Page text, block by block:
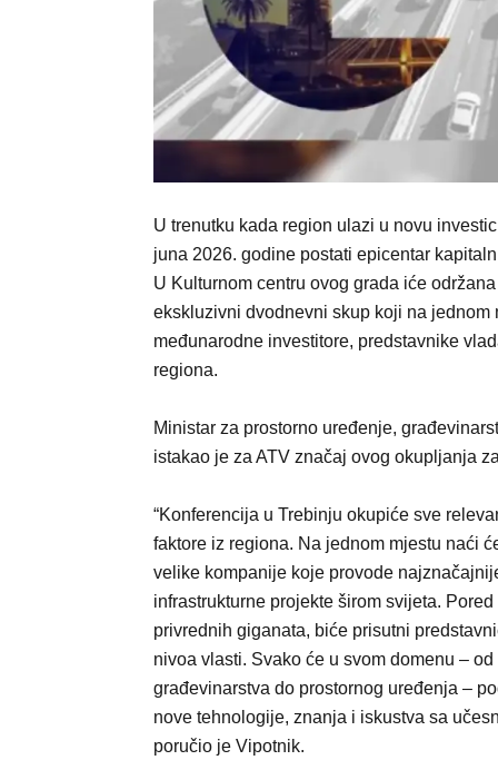
U trenutku kada region ulazi u novu
juna 2026. godine postati epicentar
U Kulturnom centru ovog grada iće
ekskluzivni dvodnevni skup koji na
međunarodne investitore, predstavnike
regiona.
Ministar za prostorno uređenje,
istakao je za ATV značaj ovog okupljanja
“Konferencija u Trebinju okupiće sve
faktore iz regiona. Na jednom mjestu naći
velike kompanije koje provode
infrastrukturne projekte širom svijeta. Pored
privrednih giganata, biće prisutni
nivoa vlasti. Svako će u svom domenu – od
građevinarstva do prostornog uređenja –
nove tehnologije, znanja i iskustva sa
poručio je Vipotnik.